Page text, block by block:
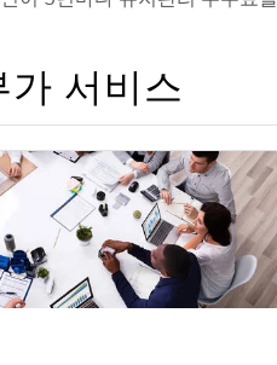
서비스